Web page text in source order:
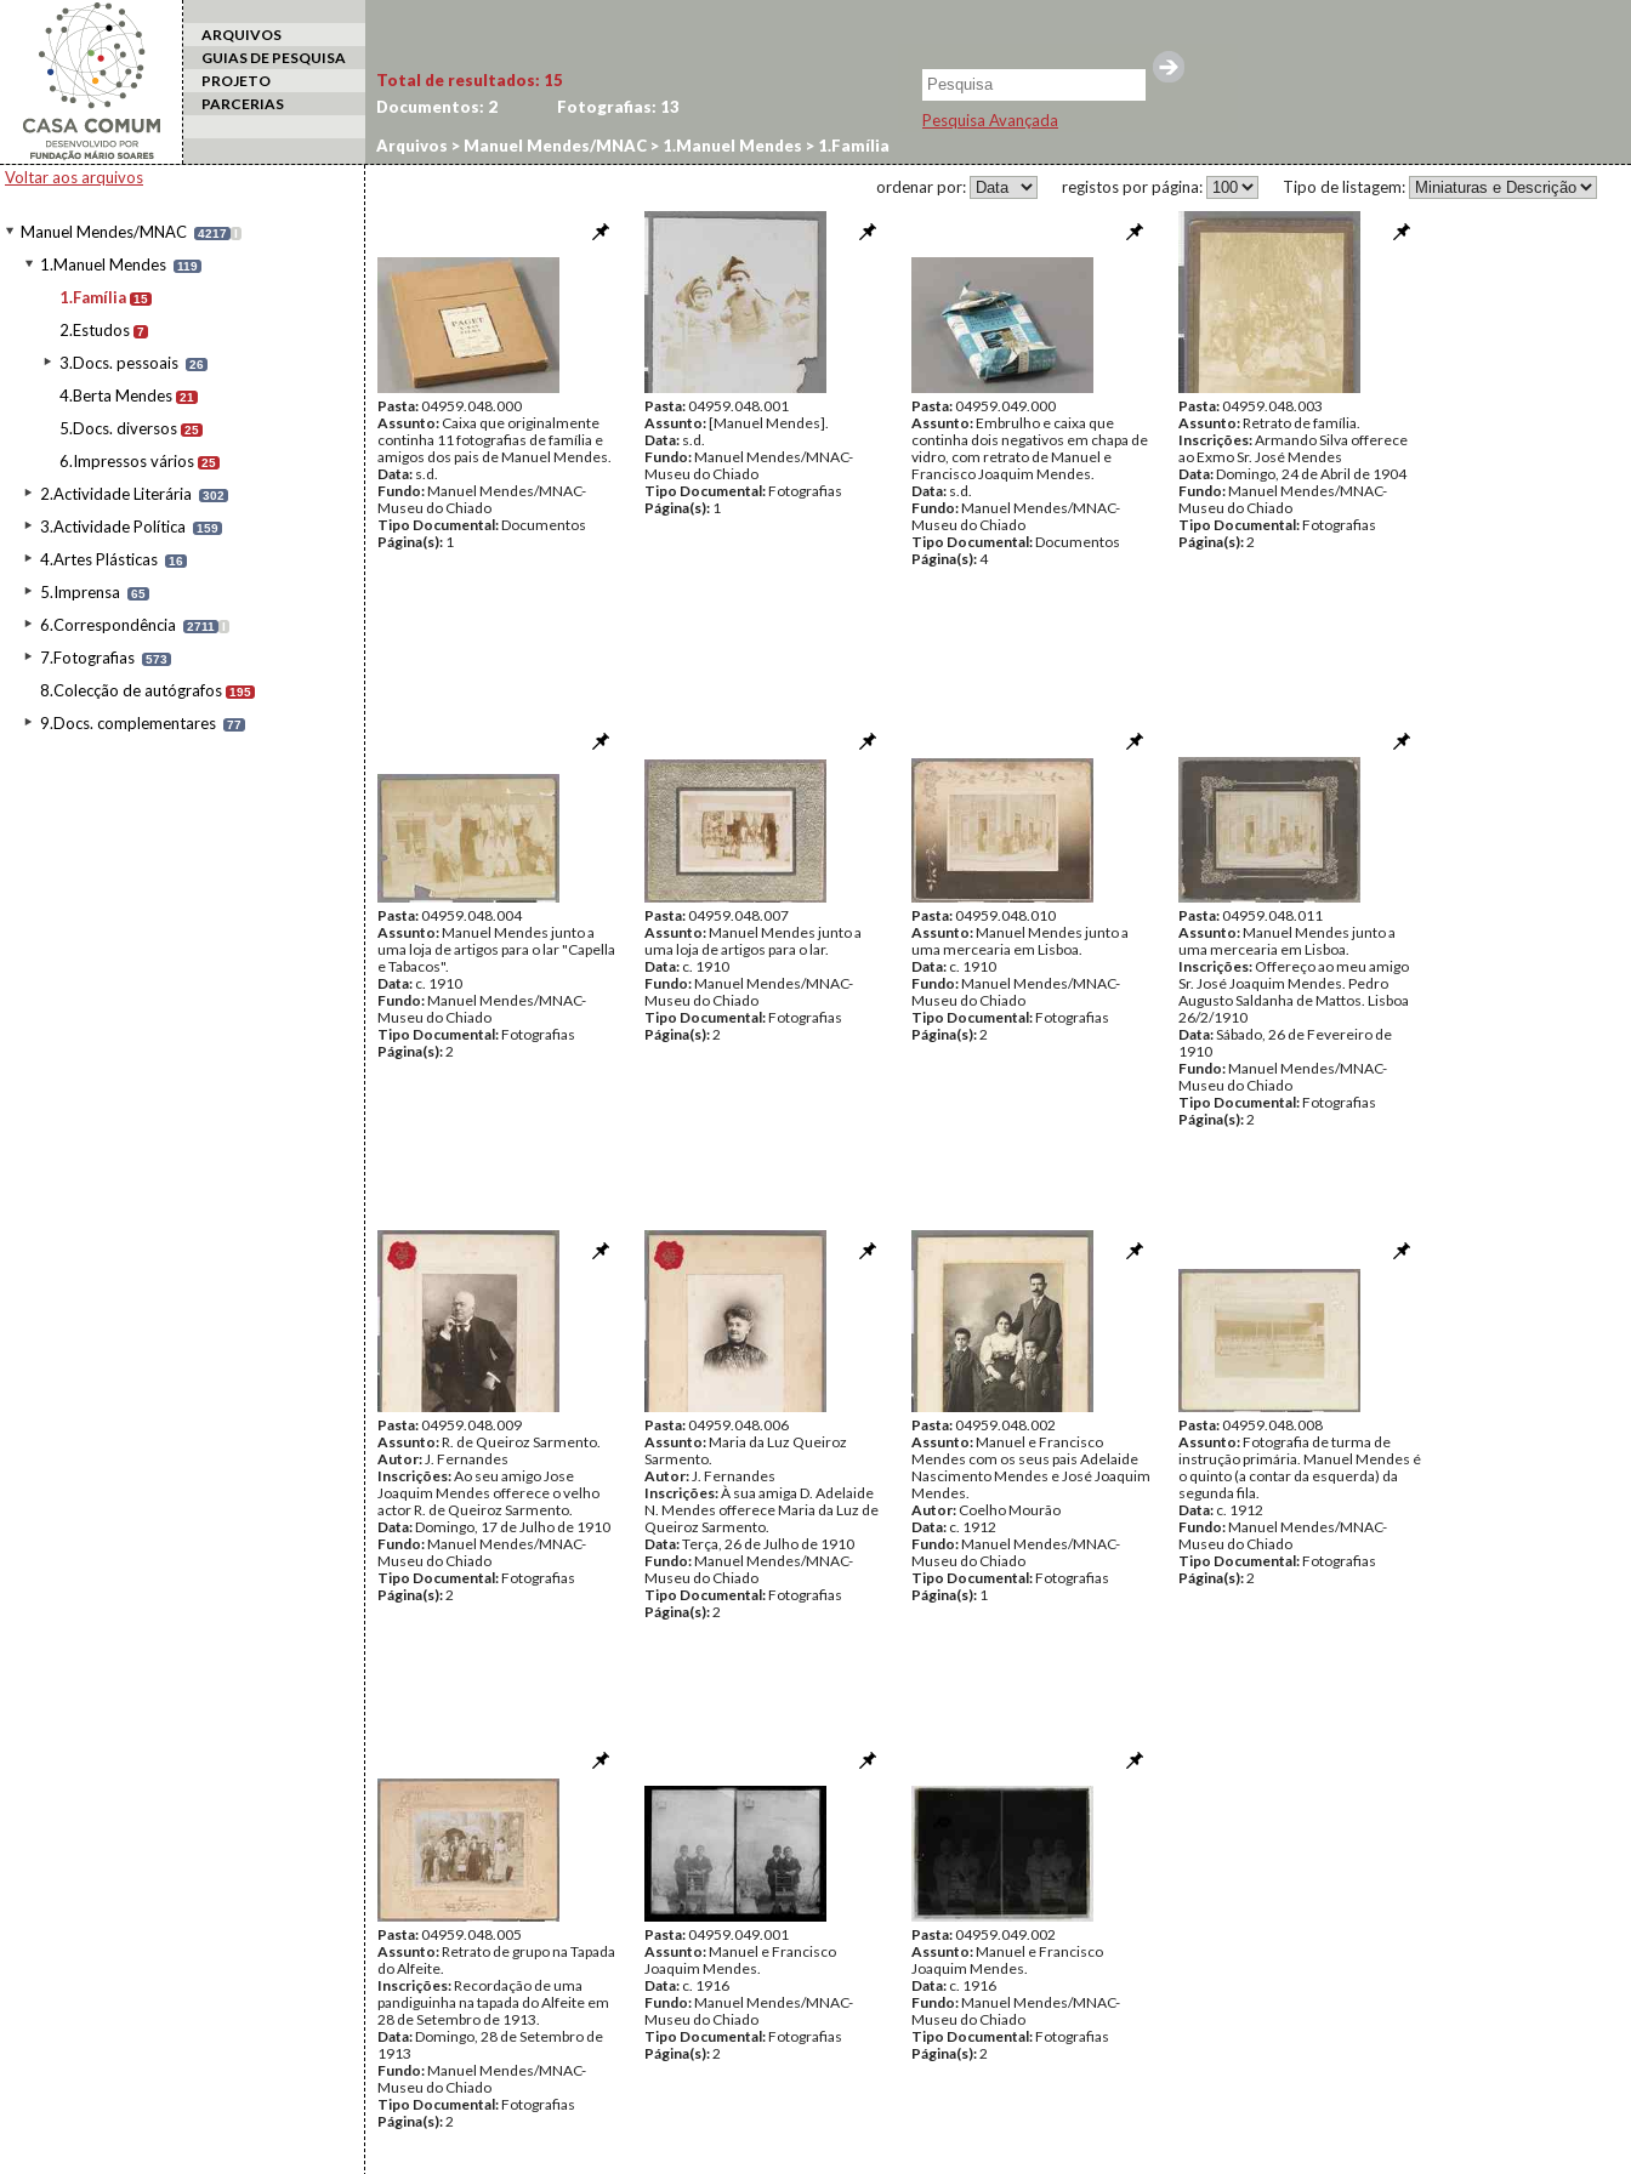
ARQUIVOS
GUIAS DE PESQUISA
PROJETO
PARCERIAS
Pesquisa Avançada
Voltar aos arquivos
Manuel Mendes/MNAC 4217 I
1.Manuel Mendes 119
1.Família 15
2.Estudos 7
3.Docs. pessoais 26
4.Berta Mendes 21
5.Docs. diversos 25
6.Impressos vários 25
2.Actividade Literária 302
3.Actividade Política 159
4.Artes Plásticas 16
5.Imprensa 65
6.Correspondência 2711 I
7.Fotografias 573
8.Colecção de autógrafos 195
9.Docs. complementares 77
Total de resultados: 15
Documentos: 2 Fotografias: 13
Arquivos > Manuel Mendes/MNAC > 1.Manuel Mendes > 1.Família
Tipo de listagem:
registos por página:
ordenar por:
Pasta:04959.048.000
Assunto: Caixa que originalmente
continha 11 fotografias de família e
amigos dos pais de Manuel Mendes.
Data: s.d.
Fundo:Manuel Mendes/MNAC-
Museu do Chiado
Tipo Documental:Documentos
Página(s): 1
Pasta:04959.048.001
Assunto:[Manuel Mendes].
Data: s.d.
Fundo:Manuel Mendes/MNAC-
Museu do Chiado
Tipo Documental:Fotografias
Página(s): 1
Pasta:04959.049.000
Assunto:Embrulho e caixa que
continha dois negativos em chapa de
vidro, com retrato de Manuel e
Francisco Joaquim Mendes.
Data: s.d.
Fundo:Manuel Mendes/MNAC-
Museu do Chiado
Tipo Documental:Documentos
Página(s):4
Pasta:04959.048.003
Assunto:Retrato de família.
Inscrições:Armando Silva offerece
ao Exmo Sr. José Mendes
Data:Domingo, 24 de Abril de 1904
Fundo:Manuel Mendes/MNAC-
Museu do Chiado
Tipo Documental:Fotografias
Página(s):2
Pasta:04959.048.004
Assunto:Manuel Mendes junto a
uma loja de artigos para o lar "Capella
e Tabacos".
Data: c. 1910
Fundo:Manuel Mendes/MNAC-
Museu do Chiado
Tipo Documental:Fotografias
Página(s):2
Pasta:04959.048.007
Assunto:Manuel Mendes junto a
uma loja de artigos para o lar.
Data: c. 1910
Fundo:Manuel Mendes/MNAC-
Museu do Chiado
Tipo Documental:Fotografias
Página(s):2
Pasta:04959.048.010
Assunto:Manuel Mendes junto a
uma mercearia em Lisboa.
Data: c. 1910
Fundo:Manuel Mendes/MNAC-
Museu do Chiado
Tipo Documental:Fotografias
Página(s):2
Pasta:04959.048.011
Assunto:Manuel Mendes junto a
uma mercearia em Lisboa.
Inscrições: Offereço ao meu amigo
Sr. José Joaquim Mendes. Pedro
Augusto Saldanha de Mattos. Lisboa
26/2/1910
Data:Sábado, 26 de Fevereiro de
1910
Fundo:Manuel Mendes/MNAC-
Museu do Chiado
Tipo Documental:Fotografias
Página(s):2
Pasta:04959.048.009
Assunto:R. de Queiroz Sarmento.
Autor:J. Fernandes
Inscrições:Ao seu amigo Jose
Joaquim Mendes offerece o velho
actor R. de Queiroz Sarmento.
Data:Domingo, 17 de Julho de 1910
Fundo:Manuel Mendes/MNAC-
Museu do Chiado
Tipo Documental:Fotografias
Página(s):2
Pasta:04959.048.006
Assunto:Maria da Luz Queiroz
Sarmento.
Autor:J. Fernandes
Inscrições:À sua amiga D. Adelaide
N. Mendes offerece Maria da Luz de
Queiroz Sarmento.
Data:Terça, 26 de Julho de 1910
Fundo:Manuel Mendes/MNAC-
Museu do Chiado
Tipo Documental:Fotografias
Página(s):2
Pasta:04959.048.002
Assunto:Manuel e Francisco
Mendes com os seus pais Adelaide
Nascimento Mendes e José Joaquim
Mendes.
Autor: Coelho Mourão
Data: c. 1912
Fundo:Manuel Mendes/MNAC-
Museu do Chiado
Tipo Documental:Fotografias
Página(s): 1
Pasta:04959.048.008
Assunto:Fotografia de turma de
instrução primária. Manuel Mendes é
o quinto (a contar da esquerda) da
segunda fila.
Data: c. 1912
Fundo:Manuel Mendes/MNAC-
Museu do Chiado
Tipo Documental:Fotografias
Página(s):2
Pasta:04959.048.005
Assunto:Retrato de grupo na Tapada
do Alfeite.
Inscrições:Recordação de uma
pandiguinha na tapada do Alfeite em
28 de Setembro de 1913.
Data:Domingo, 28 de Setembro de
1913
Fundo:Manuel Mendes/MNAC-
Museu do Chiado
Tipo Documental:Fotografias
Página(s):2
Pasta:04959.049.001
Assunto:Manuel e Francisco
Joaquim Mendes.
Data: c. 1916
Fundo:Manuel Mendes/MNAC-
Museu do Chiado
Tipo Documental:Fotografias
Página(s):2
Pasta:04959.049.002
Assunto:Manuel e Francisco
Joaquim Mendes.
Data: c. 1916
Fundo:Manuel Mendes/MNAC-
Museu do Chiado
Tipo Documental:Fotografias
Página(s):2